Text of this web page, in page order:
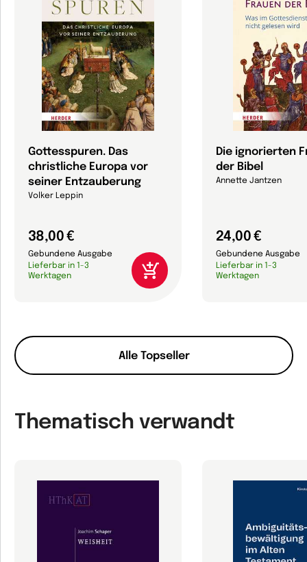
Alle Topseller
Gottesspuren. Das
christliche Europa vor
seiner Entzauberung
Volker Leppin
38,00 €
Gebundene Ausgabe
Lieferbar in 1-3
Werktagen
Die ignorierten
der Bibel
Annette Jantzen
24,00 €
Gebundene Ausgabe
Lieferbar in 1-3
Werktagen
Thematisch verwandt